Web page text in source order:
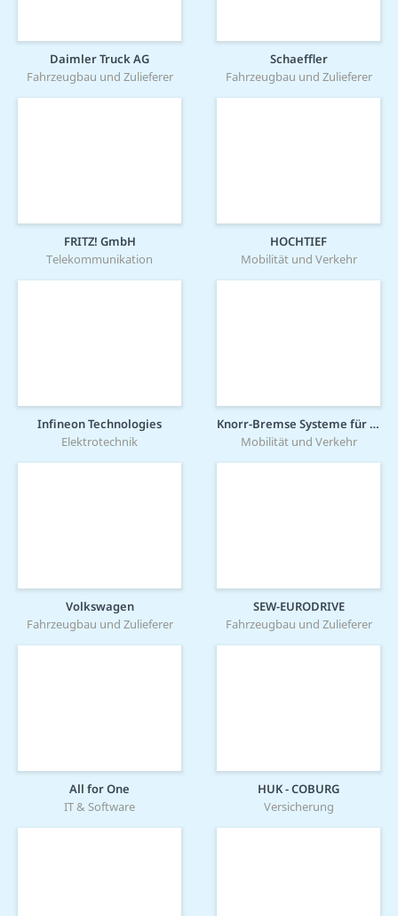
Daimler Truck AG
Fahrzeugbau und Zulieferer
Schaeffler
Fahrzeugbau und Zulieferer
FRITZ! GmbH
Telekommunikation
HOCHTIEF
Mobilität und Verkehr
Infineon Technologies
Elektrotechnik
Knorr-Bremse Systeme für Schienenfahrzeuge GmbH
Mobilität und Verkehr
Volkswagen
Fahrzeugbau und Zulieferer
SEW-EURODRIVE
Fahrzeugbau und Zulieferer
All for One
IT & Software
HUK - COBURG
Versicherung